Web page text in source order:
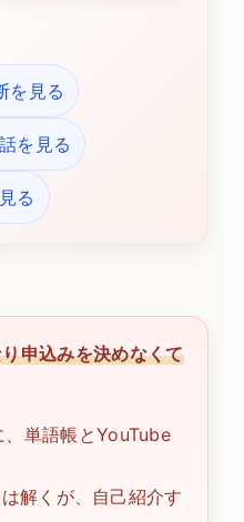
を見る
を見る
る
申込みを決めなくて
単語帳とYouTube
解くが、自己紹介す